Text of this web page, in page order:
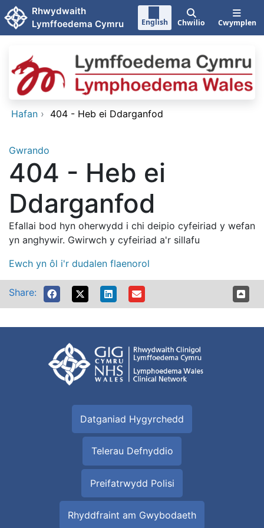
Neidio i'r prif gynnwy
Rhwydwaith
Lymffoedema Cymru
English Chwilio Cwymplen
Hafan › 404 - Heb ei Ddarganfod
Gwrando
404 - Heb ei
Ddarganfod
Efallai bod hyn oherwydd i chi deipio cyfeiriad y wefan
yn anghywir. Gwirwch y cyfeiriad a'r sillafu
Ewch yn ôl i'r dudalen flaenorol
Share:
Datganiad Hygyrchedd
Telerau Defnyddio
Preifatrwydd Polisi
Rhyddfraint am Gwybodaeth